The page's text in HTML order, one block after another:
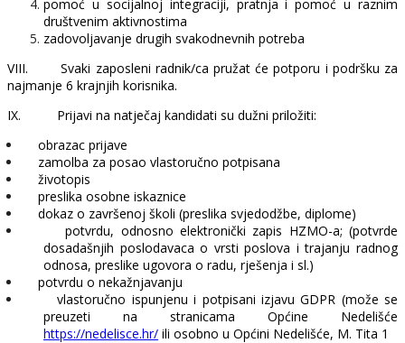
pomoć u socijalnoj integraciji, pratnja i pomoć u raznim
društvenim aktivnostima
zadovoljavanje drugih svakodnevnih potreba
VIII.
Svaki zaposleni radnik/ca pružat će potporu i podršku za
najmanje 6 krajnjih korisnika.
IX.
Prijavi na natječaj kandidati su dužni priložiti:
obrazac prijave
zamolba za posao vlastoručno potpisana
životopis
preslika osobne iskaznice
dokaz o završenoj školi (preslika svjedodžbe, diplome)
potvrdu, odnosno elektronički zapis HZMO-a; (potvrde
dosadašnjih poslodavaca o vrsti poslova i trajanju radnog
odnosa, preslike ugovora o radu, rješenja i sl.)
potvrdu o nekažnjavanju
vlastoručno ispunjenu i potpisani izjavu GDPR (može se
preuzeti na stranicama Općine Nedelišće
https://nedelisce.hr/ ili osobno u Općini Nedelišće, M. Tita 1